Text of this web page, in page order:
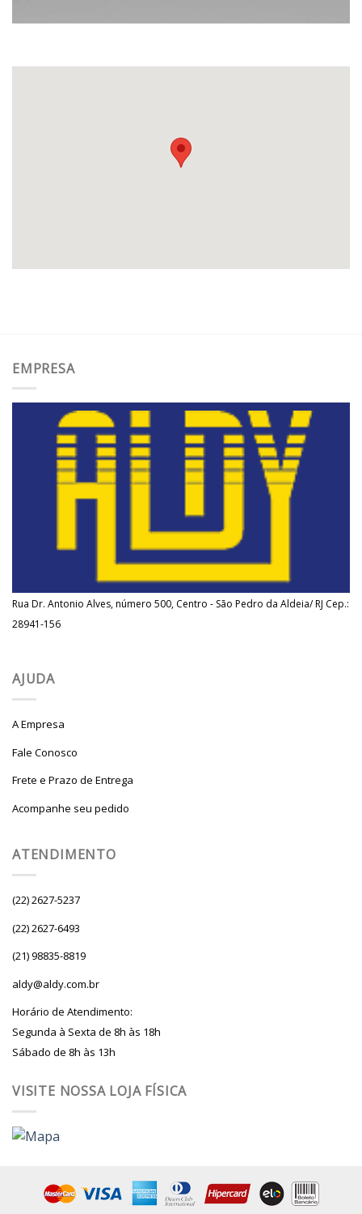
EMPRESA
Rua Dr. Antonio Alves, número 500, Centro - São Pedro da Aldeia/ RJ Cep.:
28941-156
AJUDA
A Empresa
Fale Conosco
Frete e Prazo de Entrega
Acompanhe seu pedido
ATENDIMENTO
(22) 2627-5237
(22) 2627-6493
(21) 98835-8819
aldy@aldy.com.br
Horário de Atendimento:
Segunda à Sexta de 8h às 18h
Sábado de 8h às 13h
VISITE NOSSA LOJA FÍSICA